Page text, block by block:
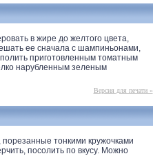
в жире до желтого цвета,
ее сначала с шампиньонами,
приготовленным томатным
нарубленным зеленым
Версия для печати »
тонкими кружочками
посолить по вкусу. Можно